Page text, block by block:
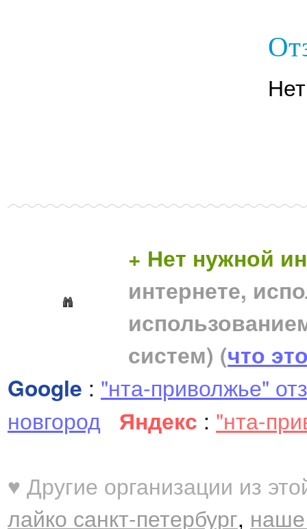
+ Нет нужной
интернете,
систем) (что
Google : "нта-приволжье"
новгород
Яндекс : "нта-
♥ Другие организации из
лайко санкт-петербург, наше